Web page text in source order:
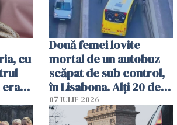
cu
Două femei lovite
mortal de un autobuz
scăpat de sub control,
în Lisabona. Alți 20 de
oameni sunt răniți
07 IULIE 2026